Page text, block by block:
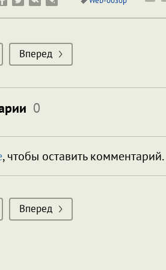
Вперед
0
, чтобы оставить комментарий.
Вперед